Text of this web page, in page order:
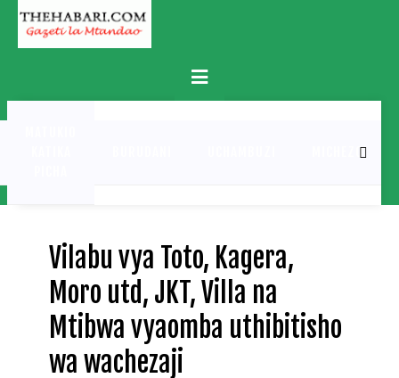
Skip
content
Primary
Menu
MICHEZO
Vilabu vya Toto, Kagera,
Moro utd, JKT, Villa na
Mtibwa vyaomba uthibitisho
wa wachezaji